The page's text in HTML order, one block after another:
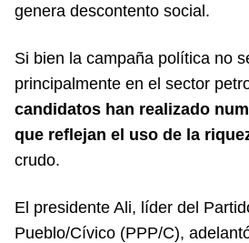
genera descontento social.
Si bien la campaña política no
principalmente en el sector
candidatos han realizado
que reflejan el uso de la
crudo.
El presidente Ali, líder del
Pueblo/Cívico (PPP/C),